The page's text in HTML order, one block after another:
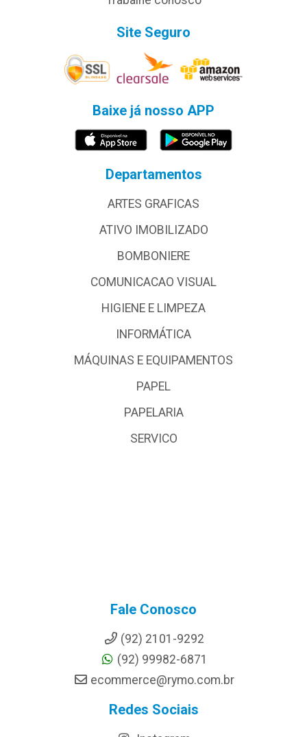
Site Seguro
Baixe já nosso APP
Departamentos
ARTES GRAFICAS
ATIVO IMOBILIZADO
BOMBONIERE
COMUNICACAO VISUAL
HIGIENE E LIMPEZA
INFORMÁTICA
MÁQUINAS E EQUIPAMENTOS
PAPEL
PAPELARIA
SERVICO
Fale Conosco
(92) 2101-9292
(92) 99982-6871
ecommerce@rymo.com.br
Redes Sociais